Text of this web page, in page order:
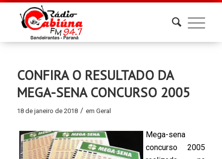
CONFIRA O RESULTADO DA
MEGA-SENA CONCURSO 2005
18 de janeiro de 2018 / em Geral
Mega-sena
concurso 2005